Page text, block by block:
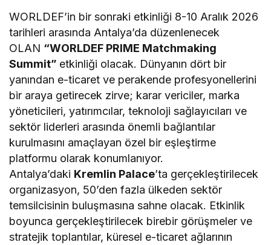
WORLDEF’in bir sonraki etkinliği 8-10 Aralık 2026
tarihleri arasında Antalya’da düzenlenecek
OLAN “WORLDEF PRIME Matchmaking
Summit” etkinliği olacak. Dünyanın dört bir
yanından e-ticaret ve perakende profesyonellerini
bir araya getirecek zirve; karar vericiler, marka
yöneticileri, yatırımcılar, teknoloji sağlayıcıları ve
sektör liderleri arasında önemli bağlantılar
kurulmasını amaçlayan özel bir eşleştirme
platformu olarak konumlanıyor.
Antalya’daki Kremlin Palace’ta gerçekleştirilecek
organizasyon, 50’den fazla ülkeden sektör
temsilcisinin buluşmasına sahne olacak. Etkinlik
boyunca gerçekleştirilecek birebir görüşmeler ve
stratejik toplantılar, küresel e-ticaret ağlarının